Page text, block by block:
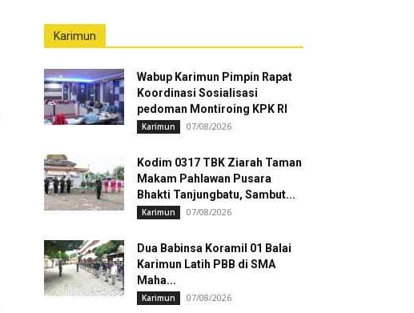
Karimun
Wabup Karimun Pimpin Rapat
Koordinasi Sosialisasi
pedoman Montiroing KPK RI
Karimun 07/08/2026
Kodim 0317 TBK Ziarah Taman
Makam Pahlawan Pusara
Bhakti Tanjungbatu, Sambut...
Karimun 07/08/2026
Dua Babinsa Koramil 01 Balai
Karimun Latih PBB di SMA
Maha...
Karimun 07/08/2026